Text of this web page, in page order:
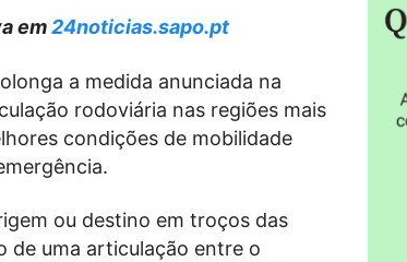
em24noticias.sapo.pt
a medida anunciada na
rodoviária nas regiões mais
condições de mobilidade
ou destino em troços das
de uma articulação entre o